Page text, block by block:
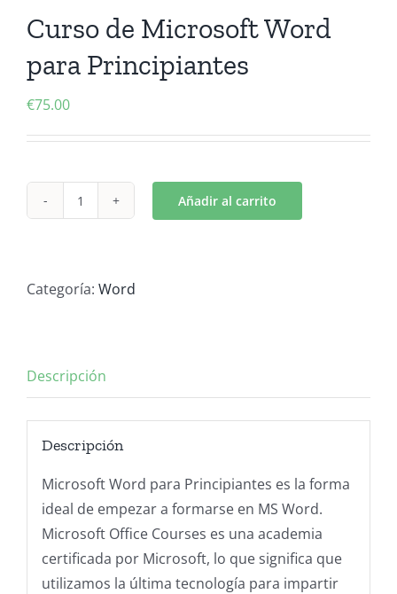
Curso de Microsoft Word
para Principiantes
€75.00
Curso
Word
Añadir al carrito
Categoría: Word
Descripción
Descripción
Microsoft Word para Principiantes es la forma
ideal de empezar a formarse en MS Word.
Microsoft Office Courses es una academia
certificada por Microsoft, lo que significa que
utilizamos la última tecnología para impartir